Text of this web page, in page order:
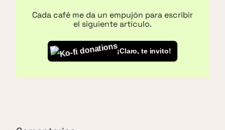
Cada café me da un empujón para escribir
el siguiente artículo.
¡Claro, te invito!